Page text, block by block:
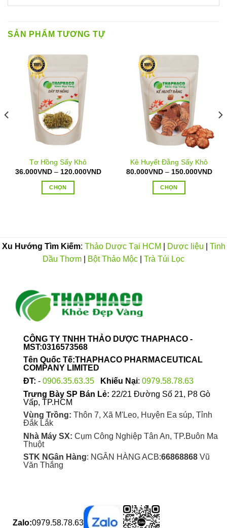
SẢN PHẨM TƯƠNG TỰ
Tơ Hồng Sấy Khô
36.000VND – 120.000VNDKhoảng
CHỌN
nhiều
thể.
chọn
có
thể
chọn
trên
trang
sản
phẩm
Kê Huyết Đằng Sấy Khô
80.000VND – 150.000VND
CHỌN
nhiều
biến
thể.
chọn
trang
phẩm
Xu Hướng Tìm Kiếm: Thảo Dược Tại HCM Dược liệu
Tinh
Dầu Thơm
Bột Thảo Mộc Trà Túi Lọc
CÔNG TY TNHH THẢO DƯỢC THAPHACO -
MST:0316573568
Tên Quốc Tế:THAPHACO PHARMACEUTICAL
COMPANY LIMITED
ĐT: - 0906.35.63.35 Khiếu Nại: 0979.58.78.63
Trưng Bày SP Bán Lẻ: 22/21 Đường Số 21, P8 Gò
Vấp, TP.HCM
Vùng Trồng: Thôn 7, Xã M'Leo, Huyện Ea súp, Tỉnh
Đắk Lắk
Nhà Máy SX: Cụm Công Nghiệp Tân An, TP.Buôn Ma
Thuột
STK NGân Hàng: NGÂN HÀNG ACB:66868868Vũ
Văn Thắng
Zalo:0979.58.78.63